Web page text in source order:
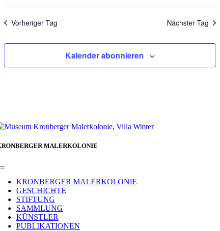
Vorheriger Tag Nächster Tag
Kalender abonnieren
MALERKOLONIE
Toggle
NavigationKRONBERGER MALERKOLONIE
GESCHICHTE
STIFTUNG
SAMMLUNG
KÜNSTLER
PUBLIKATIONEN